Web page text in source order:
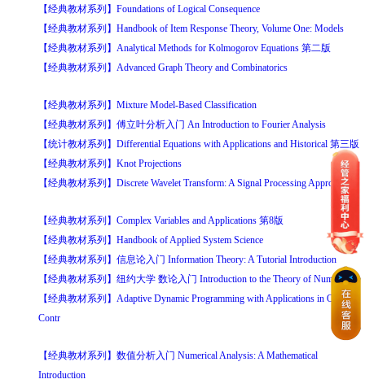
【经典教材系列】Foundations of Logical Consequence
【经典教材系列】Handbook of Item Response Theory, Volume One: Models
【经典教材系列】Analytical Methods for Kolmogorov Equations 第二版
【经典教材系列】Advanced Graph Theory and Combinatorics
【经典教材系列】Mixture Model-Based Classification
【经典教材系列】傅立叶分析入门 An Introduction to Fourier Analysis
【统计教材系列】Differential Equations with Applications and Historical 第三版
【经典教材系列】Knot Projections
【经典教材系列】Discrete Wavelet Transform: A Signal Processing Approach
【经典教材系列】Complex Variables and Applications 第8版
【经典教材系列】Handbook of Applied System Science
【经典教材系列】信息论入门 Information Theory: A Tutorial Introduction
【经典教材系列】纽约大学 数论入门 Introduction to the Theory of Numbers
【经典教材系列】Adaptive Dynamic Programming with Applications in Optimal
Contr
【经典教材系列】数值分析入门 Numerical Analysis: A Mathematical
Introduction